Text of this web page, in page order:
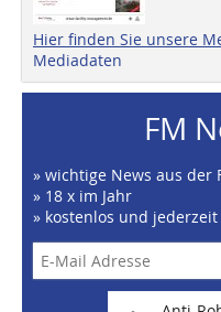
Hier finden Sie unsere
Mediadaten
FM
» wichtige News aus der
» 18 x im Jahr
» kostenlos und